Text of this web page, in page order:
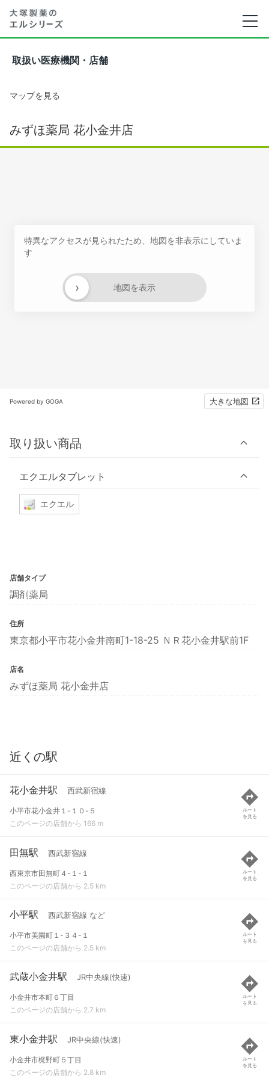
取扱い医療機関・店舗
マップを見る
みずほ薬局 花小金井店
特異なアクセスが見られたため、地図を非表示にしていま
す
地図を表示
›
Powered by GOGA 大きな地図
取り扱い商品
エクエルタブレット
エクエル
店舗タイプ
調剤薬局
住所
東京都小平市花小金井南町1-18-25 ＮＲ花小金井駅前1F
店名
みずほ薬局 花小金井店
近くの駅
花小金井駅 西武新宿線
小平市花小金井１-１０-５
このページの店舗から 166 m
ルート
を見る
田無駅 西武新宿線
西東京市田無町４-１-１
このページの店舗から 2.5 km
ルート
を見る
小平駅 西武新宿線 など
小平市美園町１-３４-１
このページの店舗から 2.5 km
ルート
を見る
武蔵小金井駅 JR中央線(快速)
小金井市本町６丁目
このページの店舗から 2.7 km
ルート
を見る
東小金井駅 JR中央線(快速)
小金井市梶野町５丁目
このページの店舗から 2.8 km
ルート
を見る